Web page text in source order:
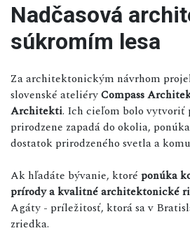
Nadčasová
súkromím lesa
Za architektonickým návrhom
slovenské ateliéryCompass
Architekti. Ich cieľom bolo vytvoriť
prirodzene zapadá do okolia,
dostatok prirodzeného svetla a
Ak hľadáte bývanie, ktoré ponúka
prírody a kvalitné architektonické
Agáty - príležitosť, ktorá sa v
zriedka.